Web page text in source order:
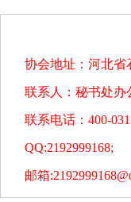
协会地址：河北省
联系人：秘书处办
联系电话：400-
QQ:2192999168;
邮箱